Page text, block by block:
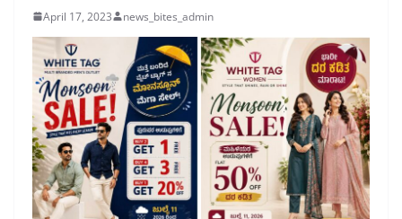
April 17, 2023 news_bites_admin